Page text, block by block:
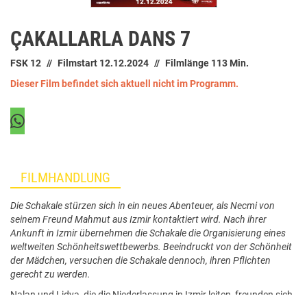
ÇAKALLARLA DANS 7
FSK 12 Filmstart 12.12.2024
Filmlänge 113 Min.
Dieser Film befindet sich aktuell nicht im Programm.
FILMHANDLUNG
Die Schakale stürzen sich in ein neues Abenteuer, als Necmi von
seinem Freund Mahmut aus Izmir kontaktiert wird. Nach ihrer
Ankunft in Izmir übernehmen die Schakale die Organisierung eines
weltweiten Schönheitswettbewerbs. Beeindruckt von der Schönheit
der Mädchen, versuchen die Schakale dennoch, ihren Pflichten
gerecht zu werden.
Nalan und Lidya, die die Niederlassung in Izmir leiten, freunden sich